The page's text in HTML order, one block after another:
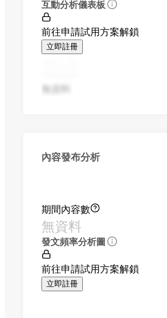
互動分析儀表板
前往申請試用方案解鎖
立即註冊
無資料
內容發布分析
期間內容數
無資料
發文頻率分析圖
前往申請試用方案解鎖
立即註冊